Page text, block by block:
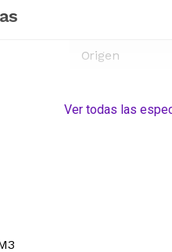
Origen
Ver todas las